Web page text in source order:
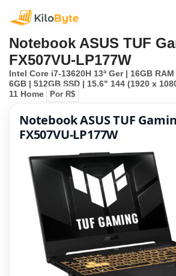
para
o
conteúdo
Notebook ASUS TUF
FX507VU-LP177W
Intel Core i7-13620H 13ª Ger | 16GB
6GB | 512GB SSD | 15.6" 144 (1920 x
11 Home
Por R$
Notebook ASUS TUF
FX507VU-LP177W